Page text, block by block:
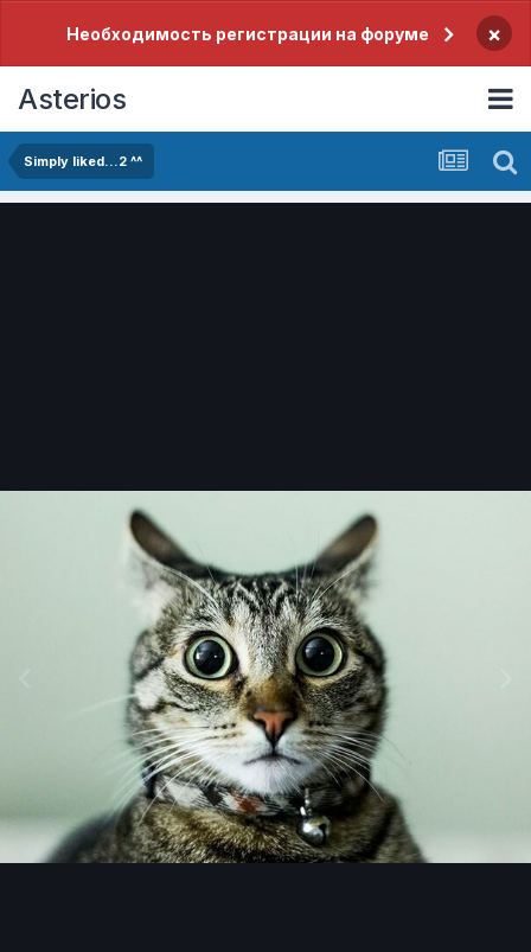
Необходимость регистрации на форуме ×
Asterios
Simply liked...2 ^^